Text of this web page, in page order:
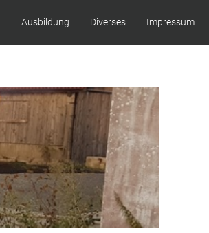
Ausbildung Diverses Impressum